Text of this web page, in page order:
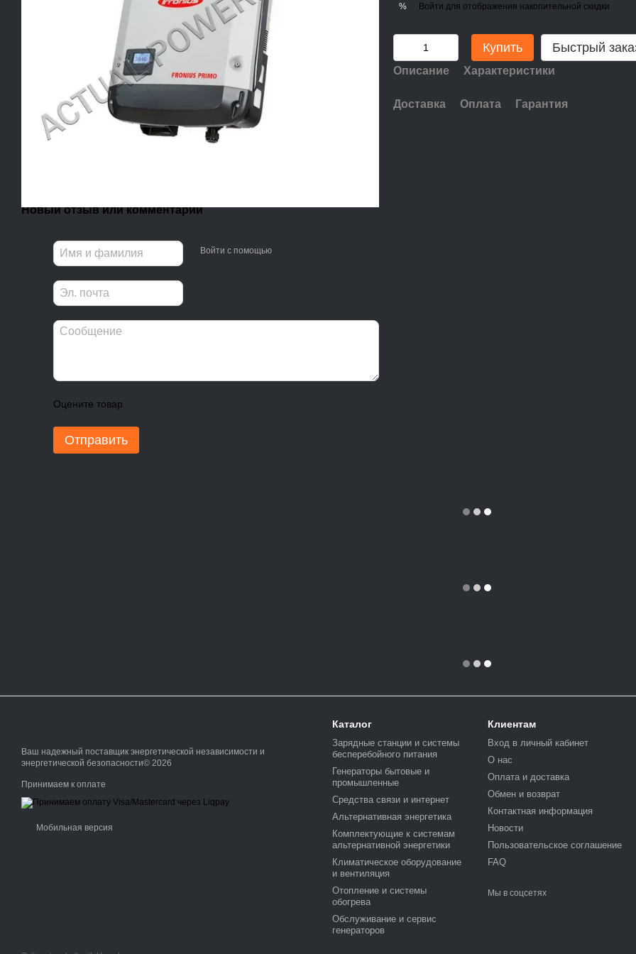
Новый отзыв или комментарий
Войти с помощью
Оцените товар
Отправить
% Войти для отображения накопительной скидки
Купить Быстрый
Описание Характеристики
Доставка Оплата Гарантия
Ваш надежный поставщик энергетической независимости и
энергетической безопасности© 2026
Принимаем к оплате
Мобильная версия
Каталог
Зарядные станции и системы
бесперебойного питания
Генераторы бытовые и
промышленные
Средства связи и интернет
Альтернативная энергетика
Комплектующие к системам
альтернативной энергетики
Климатическое оборудование
и вентиляция
Отопление и системы
обогрева
Обслуживание и сервис
генераторов
Клиентам
Вход в личный кабинет
О нас
Оплата и доставка
Обмен и возврат
Контактная информация
Новости
Пользовательское соглашение
FAQ
Мы в соцсетях